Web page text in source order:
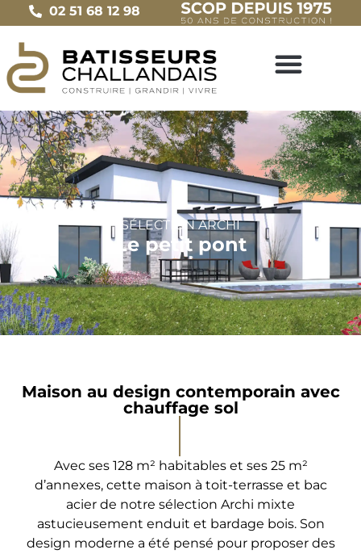
02 51 68 12 98
SÉLECTION ARCHI
Le petit pont
Maison au design contemporain avec
chauffage sol
Avec ses 128 m² habitables et ses 25 m²
d’annexes, cette maison à toit-terrasse et bac
acier de notre sélection Archi mixte
astucieusement enduit et bardage bois. Son
design moderne a été pensé pour proposer des